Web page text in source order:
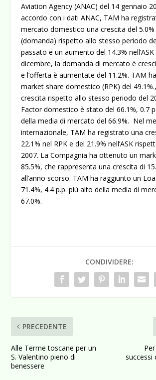
Aviation Agency (ANAC) del 14 gennaio
accordo con i dati ANAC, TAM ha
mercato domestico una crescita del 5.0%
(domanda) rispetto allo stesso periodo
passato e un aumento del 14.3%
dicembre, la domanda di mercato è
e l’offerta è aumentate del 11.2%. TAM
market share domestico (RPK) del
crescita rispetto allo stesso periodo del
Factor domestico è stato del 66.1%, 0.7
della media di mercato del 66.9%. Nel
internazionale, TAM ha registrato una
22.1% nel RPK e del 21.9% nell’ASK
2007. La Compagnia ha ottenuto un
85.5%, che rappresenta una crescita di
all’anno scorso. TAM ha raggiunto un
71.4%, 4.4 p.p. più alto della media di
67.0%.
CONDIVIDERE:
PRECEDENTE
Alle Terme toscane per un
S. Valentino pieno di
benessere
successi